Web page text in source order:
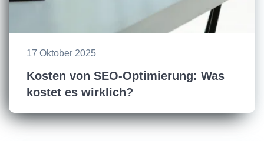
17 Oktober 2025
Kosten von SEO-Optimierung: Was
kostet es wirklich?